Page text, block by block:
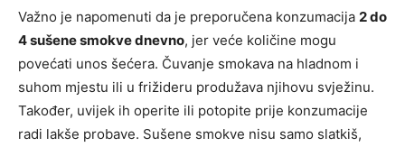
Važno je napomenuti da je preporučena konzumacija 2 do
4 sušene smokve dnevno, jer veće količine mogu
povećati unos šećera. Čuvanje smokava na hladnom i
suhom mjestu ili u frižideru produžava njihovu svježinu.
Također, uvijek ih operite ili potopite prije konzumacije
radi lakše probave. Sušene smokve nisu samo slatkiš,